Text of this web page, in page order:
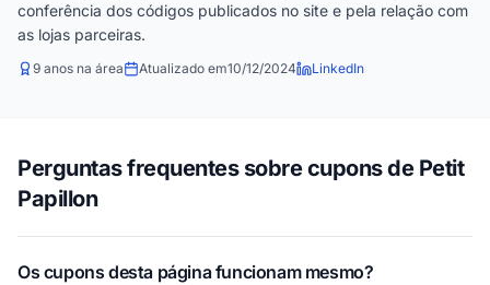
conferência dos códigos publicados no site e pela relação com
as lojas parceiras.
9 anos na área Atualizado em10/12/2024 LinkedIn
Perguntas frequentes sobre cupons de Petit
Papillon
Os cupons desta página funcionam mesmo?